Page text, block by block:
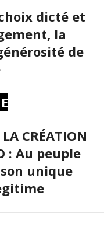
choix dicté et
la
de
CRÉATION
: Au peuple
unique